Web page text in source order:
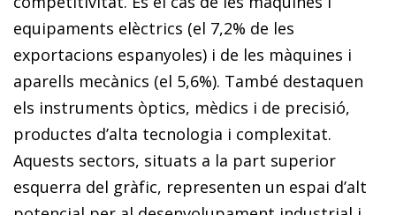
equipaments elèctrics (el 7,2% de les
exportacions espanyoles) i de les màquines i
aparells mecànics (el 5,6%). També destaquen
els instruments òptics, mèdics i de precisió,
productes d’alta tecnologia i complexitat.
Aquests sectors, situats a la part superior
esquerra del gràfic, representen un espai d’alt